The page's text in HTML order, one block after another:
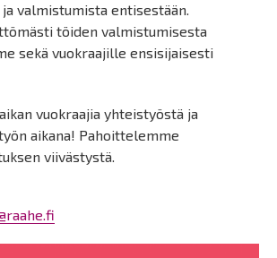
valmistumista entisestään.
töiden valmistumisesta
sekä vuokraajille ensisijaisesti
vuokraajia yhteistyöstä ja
aikana! Pahoittelemme
viivästystä.